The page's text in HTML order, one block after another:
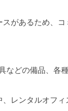
があるため、
などの備品、各
レンタルオフ